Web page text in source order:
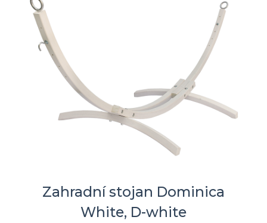
Zahradní stojan Dominica
White, D-white